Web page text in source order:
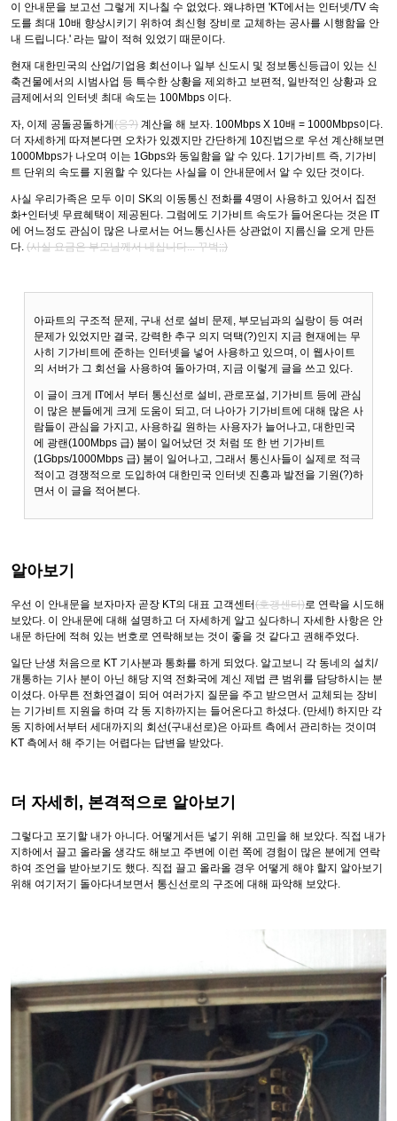
이 안내문을 보고선 그렇게 지나칠 수 없었다. 왜냐하면 'KT에서는 인터넷/TV 속
도를 최대 10배 향상시키기 위하여 최신형 장비로 교체하는 공사를 시행함을 안
내 드립니다.' 라는 말이 적혀 있었기 때문이다.
현재 대한민국의 산업/기업용 회선이나 일부 신도시 및 정보통신등급이 있는 신
축건물에서의 시범사업 등 특수한 상황을 제외하고 보편적, 일반적인 상황과 요
금제에서의 인터넷 최대 속도는 100Mbps 이다.
자, 이제 공돌공돌하게 (응?) 계산을 해 보자. 100Mbps X 10배 = 1000Mbps이다.
더 자세하게 따져본다면 오차가 있겠지만 간단하게 10진법으로 우선 계산해보면
1000Mbps가 나오며 이는 1Gbps와 동일함을 알 수 있다. 1기가비트 즉, 기가비
트 단위의 속도를 지원할 수 있다는 사실을 이 안내문에서 알 수 있단 것이다.
사실 우리가족은 모두 이미 SK의 이동통신 전화를 4명이 사용하고 있어서 집전
화+인터넷 무료혜택이 제공된다. 그럼에도 기가비트 속도가 들어온다는 것은 IT
에 어느정도 관심이 많은 나로서는 어느통신사든 상관없이 지름신을 오게 만든
다. (사실 요금은 부모님께서 내십니다... 꾸벅;;)
아파트의 구조적 문제, 구내 선로 설비 문제, 부모님과의 실랑이 등 여러
문제가 있었지만 결국, 강력한 추구 의지 덕택(?)인지 지금 현재에는 무
사히 기가비트에 준하는 인터넷을 넣어 사용하고 있으며, 이 웹사이트
의 서버가 그 회선을 사용하여 돌아가며, 지금 이렇게 글을 쓰고 있다.
이 글이 크게 IT에서 부터 통신선로 설비, 관로포설, 기가비트 등에 관심
이 많은 분들에게 크게 도움이 되고, 더 나아가 기가비트에 대해 많은 사
람들이 관심을 가지고, 사용하길 원하는 사용자가 늘어나고, 대한민국
에 광랜(100Mbps 급) 붐이 일어났던 것 처럼 또 한 번 기가비트
(1Gbps/1000Mbps 급) 붐이 일어나고, 그래서 통신사들이 실제로 적극
적이고 경쟁적으로 도입하여 대한민국 인터넷 진흥과 발전을 기원(?)하
면서 이 글을 적어본다.
알아보기
우선 이 안내문을 보자마자 곧장 KT의 대표 고객센터(호갱센터)로 연락을 시도해
보았다. 이 안내문에 대해 설명하고 더 자세하게 알고 싶다하니 자세한 사항은 안
내문 하단에 적혀 있는 번호로 연락해보는 것이 좋을 것 같다고 권해주었다.
일단 난생 처음으로 KT 기사분과 통화를 하게 되었다. 알고보니 각 동네의 설치/
개통하는 기사 분이 아닌 해당 지역 전화국에 계신 제법 큰 범위를 담당하시는 분
이셨다. 아무튼 전화연결이 되어 여러가지 질문을 주고 받으면서 교체되는 장비
는 기가비트 지원을 하며 각 동 지하까지는 들어온다고 하셨다. (만세!) 하지만 각
동 지하에서부터 세대까지의 회선(구내선로)은 아파트 측에서 관리하는 것이며
KT 측에서 해 주기는 어렵다는 답변을 받았다.
더 자세히, 본격적으로 알아보기
그렇다고 포기할 내가 아니다. 어떻게서든 넣기 위해 고민을 해 보았다. 직접 내가
지하에서 끌고 올라올 생각도 해보고 주변에 이런 쪽에 경험이 많은 분에게 연락
하여 조언을 받아보기도 했다. 직접 끌고 올라올 경우 어떻게 해야 할지 알아보기
위해 여기저기 돌아다녀보면서 통신선로의 구조에 대해 파악해 보았다.